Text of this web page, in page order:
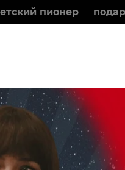
пионер